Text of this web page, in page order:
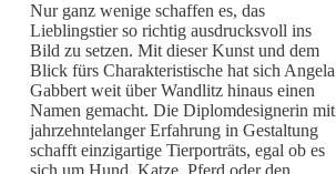
Nur ganz wenige schaffen es, das
Lieblingstier so richtig ausdrucksvoll ins
Bild zu setzen. Mit dieser Kunst und dem
Blick fürs Charakteristische hat sich Angela
Gabbert weit über Wandlitz hinaus einen
Namen gemacht. Die Diplomdesignerin mit
jahrzehntelanger Erfahrung in Gestaltung
schafft einzigartige Tierporträts, egal ob es
sich um Hund, Katze, Pferd oder den